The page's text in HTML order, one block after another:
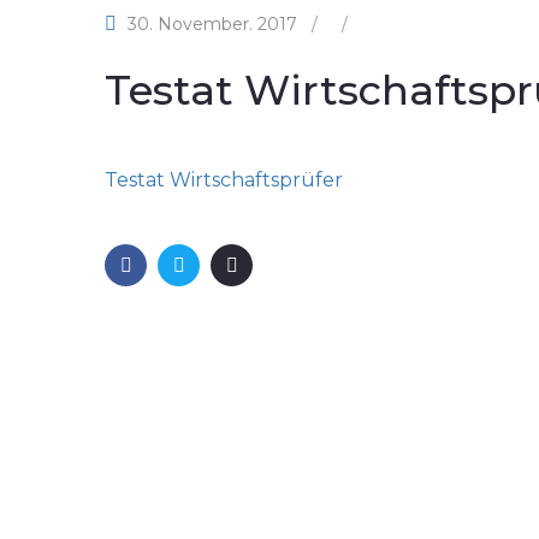
30. November. 2017 / /
Testat
Testat Wirtschaftsprüfer